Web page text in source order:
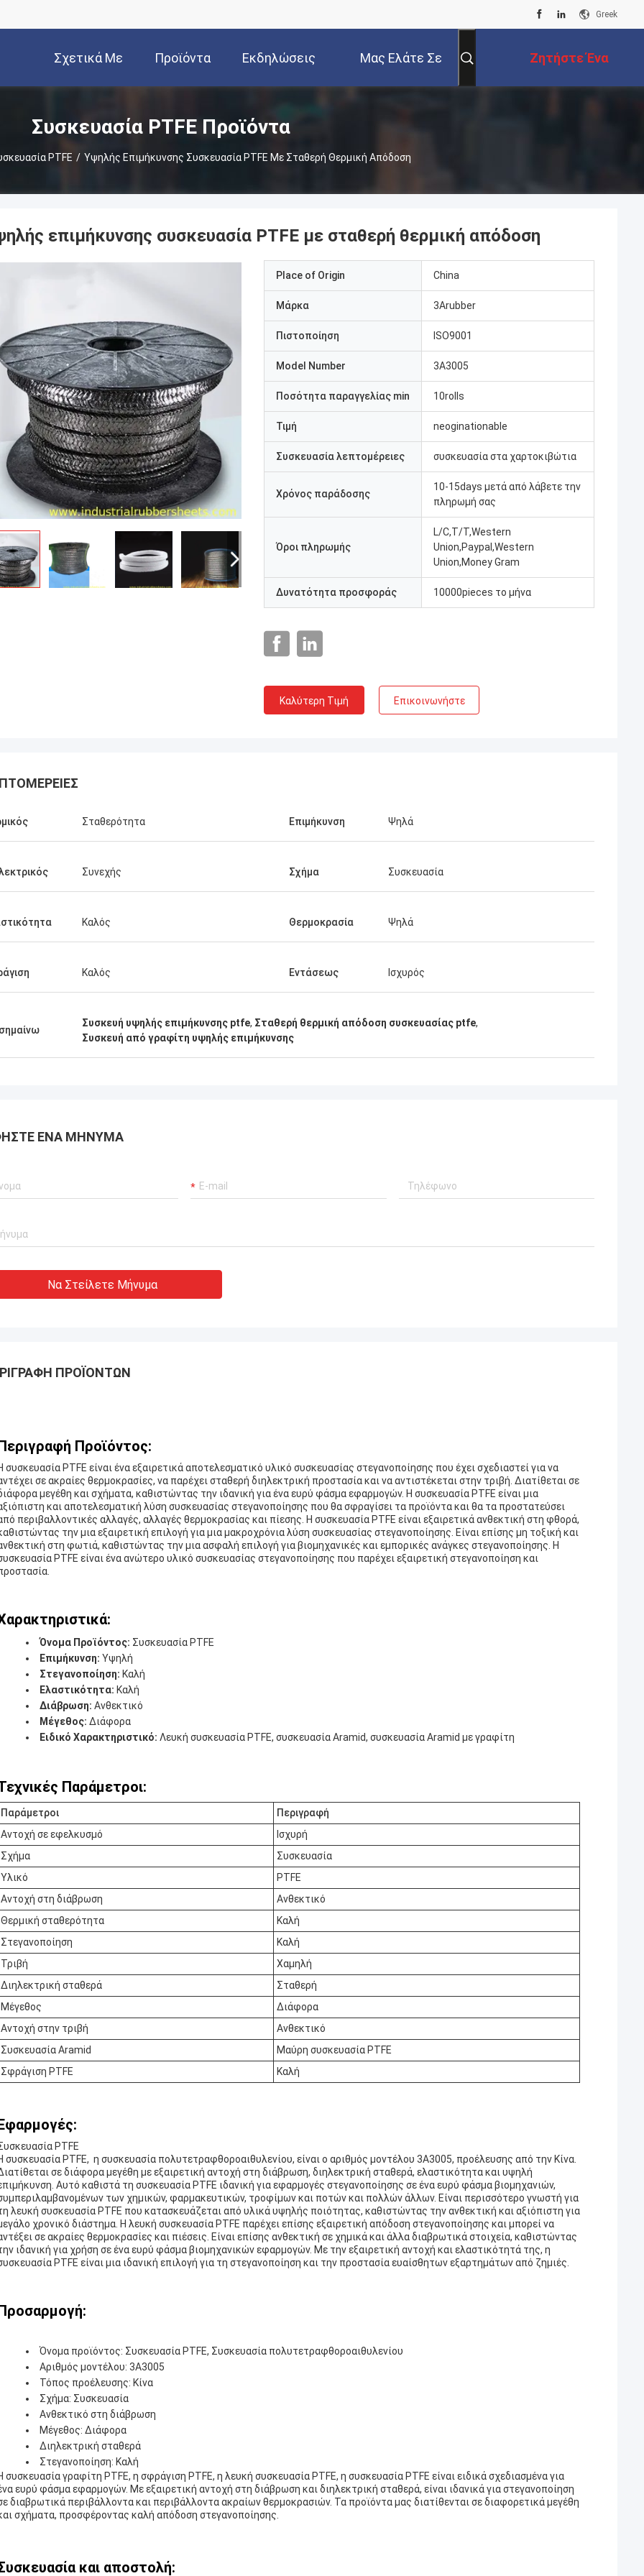
Greek
Σχετικά Με Προϊόντα Εκδηλώσεις Μας Ελάτε Σε Ζητήστε Ένα
Απόσπασμα
Συσκευασία PTFE Προϊόντα
PTFE / Υψηλής Επιμήκυνσης Συσκευασία PTFE Με Σταθερή Θερμική Απόδοση
επιμήκυνσης συσκευασία PTFE με σταθερή θερμική απόδοση
Place of Origin China
Μάρκα 3Arubber
Πιστοποίηση ISO9001
Model Number 3A3005
Ποσότητα παραγγελίας min 10rolls
Τιμή neoginationable
Συσκευασία λεπτομέρειες συσκευασία στα χαρτοκιβώτια
Χρόνος παράδοσης
10-15days μετά από λάβετε την
πληρωμή σας
Όροι πληρωμής
L/C,T/T,Western
Union,Paypal,Western
Union,Money Gram
Δυνατότητα προσφοράς 10000pieces το μήνα
Καλύτερη Τιμή Επικοινωνήστε
Σταθερότητα Επιμήκυνση Ψηλά
Συνεχής Σχήμα Συσκευασία
Καλός Θερμοκρασία Ψηλά
Καλός Εντάσεως Ισχυρός
Συσκευή υψηλής επιμήκυνσης ptfe, Σταθερή θερμική απόδοση συσκευασίας ptfe,
Συσκευή από γραφίτη υψηλής επιμήκυνσης
ΈΝΑ ΜΉΝΥΜΑ
Να Στείλετε Μήνυμα
ΠΡΟΪΌΝΤΩΝ
Προϊόντος:
συσκευασία PTFE είναι ένα εξαιρετικά αποτελεσματικό υλικό συσκευασίας στεγανοποίησης που έχει σχεδιαστεί για να
σε ακραίες θερμοκρασίες, να παρέχει σταθερή διηλεκτρική προστασία και να αντιστέκεται στην τριβή. Διατίθεται σε
μεγέθη και σχήματα, καθιστώντας την ιδανική για ένα ευρύ φάσμα εφαρμογών. Η συσκευασία PTFE είναι μια
και αποτελεσματική λύση συσκευασίας στεγανοποίησης που θα σφραγίσει τα προϊόντα και θα τα προστατεύσει
περιβαλλοντικές αλλαγές, αλλαγές θερμοκρασίας και πίεσης. Η συσκευασία PTFE είναι εξαιρετικά ανθεκτική στη φθορά,
την μια εξαιρετική επιλογή για μια μακροχρόνια λύση συσκευασίας στεγανοποίησης. Είναι επίσης μη τοξική και
στη φωτιά, καθιστώντας την μια ασφαλή επιλογή για βιομηχανικές και εμπορικές ανάγκες στεγανοποίησης. Η
PTFE είναι ένα ανώτερο υλικό συσκευασίας στεγανοποίησης που παρέχει εξαιρετική στεγανοποίηση και
Όνομα Προϊόντος: Συσκευασία PTFE
Επιμήκυνση: Υψηλή
Στεγανοποίηση: Καλή
Ελαστικότητα: Καλή
Διάβρωση: Ανθεκτικό
Μέγεθος: Διάφορα
Ειδικό Χαρακτηριστικό: Λευκή συσκευασία PTFE, συσκευασία Aramid, συσκευασία Aramid με γραφίτη
Παράμετροι:
Παράμετροι
Περιγραφή
Αντοχή σε εφελκυσμό
Ισχυρή
Σχήμα
Συσκευασία
Υλικό
PTFE
Αντοχή στη διάβρωση
Ανθεκτικό
Θερμική σταθερότητα
Καλή
Στεγανοποίηση
Καλή
Τριβή
Χαμηλή
Διηλεκτρική σταθερά
Σταθερή
Μέγεθος
Διάφορα
Αντοχή στην τριβή
Ανθεκτικό
Συσκευασία Aramid
Μαύρη συσκευασία PTFE
Σφράγιση PTFE
Καλή
PTFE
συσκευασία PTFE, η συσκευασία πολυτετραφθοροαιθυλενίου, είναι ο αριθμός μοντέλου 3A3005, προέλευσης από την Κίνα.
σε διάφορα μεγέθη με εξαιρετική αντοχή στη διάβρωση, διηλεκτρική σταθερά, ελαστικότητα και υψηλή
Αυτό καθιστά τη συσκευασία PTFE ιδανική για εφαρμογές στεγανοποίησης σε ένα ευρύ φάσμα βιομηχανιών,
των χημικών, φαρμακευτικών, τροφίμων και ποτών και πολλών άλλων. Είναι περισσότερο γνωστή για
λευκή συσκευασία PTFE που κατασκευάζεται από υλικά υψηλής ποιότητας, καθιστώντας την ανθεκτική και αξιόπιστη για
χρονικό διάστημα. Η λευκή συσκευασία PTFE παρέχει επίσης εξαιρετική απόδοση στεγανοποίησης και μπορεί να
σε ακραίες θερμοκρασίες και πιέσεις. Είναι επίσης ανθεκτική σε χημικά και άλλα διαβρωτικά στοιχεία, καθιστώντας
ιδανική για χρήση σε ένα ευρύ φάσμα βιομηχανικών εφαρμογών. Με την εξαιρετική αντοχή και ελαστικότητά της, η
PTFE είναι μια ιδανική επιλογή για τη στεγανοποίηση και την προστασία ευαίσθητων εξαρτημάτων από ζημιές.
Όνομα προϊόντος: Συσκευασία PTFE, Συσκευασία πολυτετραφθοροαιθυλενίου
Αριθμός μοντέλου: 3A3005
Τόπος προέλευσης: Κίνα
Σχήμα: Συσκευασία
Ανθεκτικό στη διάβρωση
Μέγεθος: Διάφορα
Διηλεκτρική σταθερά
Στεγανοποίηση: Καλή
συσκευασία γραφίτη PTFE, η σφράγιση PTFE, η λευκή συσκευασία PTFE, η συσκευασία PTFE είναι ειδικά σχεδιασμένα για
ευρύ φάσμα εφαρμογών. Με εξαιρετική αντοχή στη διάβρωση και διηλεκτρική σταθερά, είναι ιδανικά για στεγανοποίηση
διαβρωτικά περιβάλλοντα και περιβάλλοντα ακραίων θερμοκρασιών. Τα προϊόντα μας διατίθενται σε διαφορετικά μεγέθη
σχήματα, προσφέροντας καλή απόδοση στεγανοποίησης.
και αποστολή: